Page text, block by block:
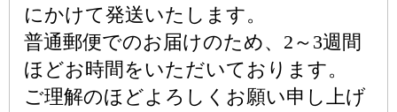
にかけて発送いたします。
普通郵便でのお届けのため、2～3週間
ほどお時間をいただいております。
ご理解のほどよろしくお願い申し上げ